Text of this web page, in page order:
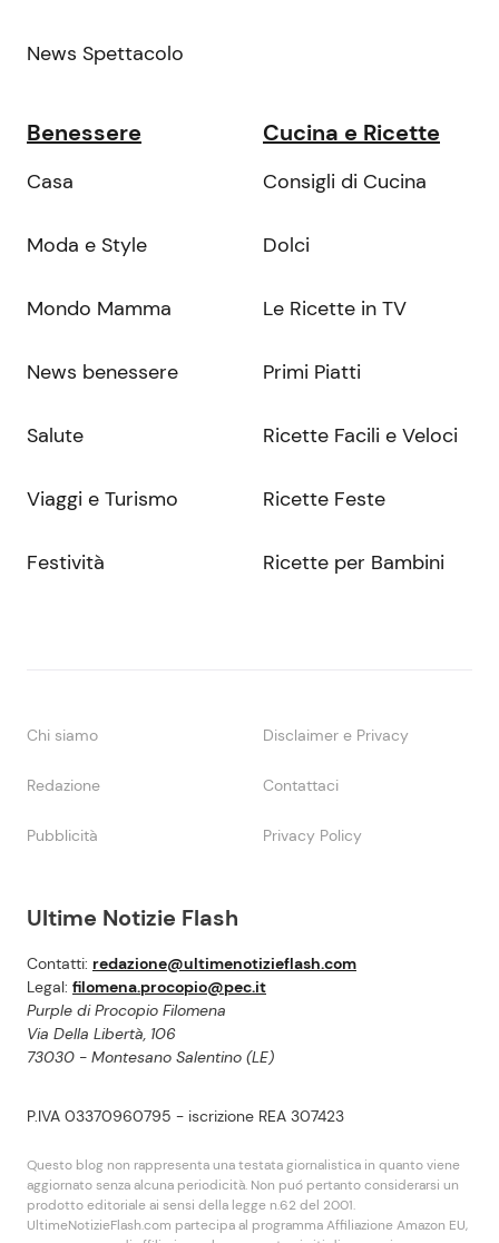
Ultime Notizie Flash
Contatti: redazione@ultimenotizieflash.com
Legal: filomena.procopio@pec.it
Purple di Procopio Filomena
Via Della Libertà, 106
73030 - Montesano Salentino (LE)
P.IVA 03370960795 - iscrizione REA 307423
Questo blog non rappresenta una testata giornalistica in quanto viene
aggiornato senza alcuna periodicità. Non puó pertanto considerarsi un
prodotto editoriale ai sensi della legge n.62 del 2001.
UltimeNotizieFlash.com partecipa al programma Affiliazione Amazon EU,
News Spettacolo
Benessere
Casa
Moda e Style
Mondo Mamma
News benessere
Salute
Viaggi e Turismo
Festività
Cucina e Ricette
Consigli di Cucina
Dolci
Le Ricette in TV
Primi Piatti
Ricette Facili e Veloci
Ricette Feste
Ricette per Bambini
Chi siamo Disclaimer e Privacy
Redazione Contattaci
Pubblicità Privacy Policy